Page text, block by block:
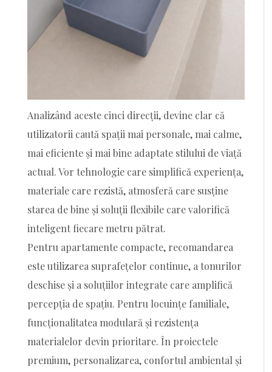
Analizând aceste cinci direcții, devine clar că
utilizatorii caută spații mai personale, mai calme,
mai eficiente și mai bine adaptate stilului de viață
actual. Vor tehnologie care simplifică experiența,
materiale care rezistă, atmosferă care susține
starea de bine și soluții flexibile care valorifică
inteligent fiecare metru pătrat.
Pentru apartamente compacte, recomandarea
este utilizarea suprafețelor continue, a tonurilor
deschise și a soluțiilor integrate care amplifică
percepția de spațiu. Pentru locuințe familiale,
funcționalitatea modulară și rezistența
materialelor devin prioritare. În proiectele
premium, personalizarea, confortul ambiental și